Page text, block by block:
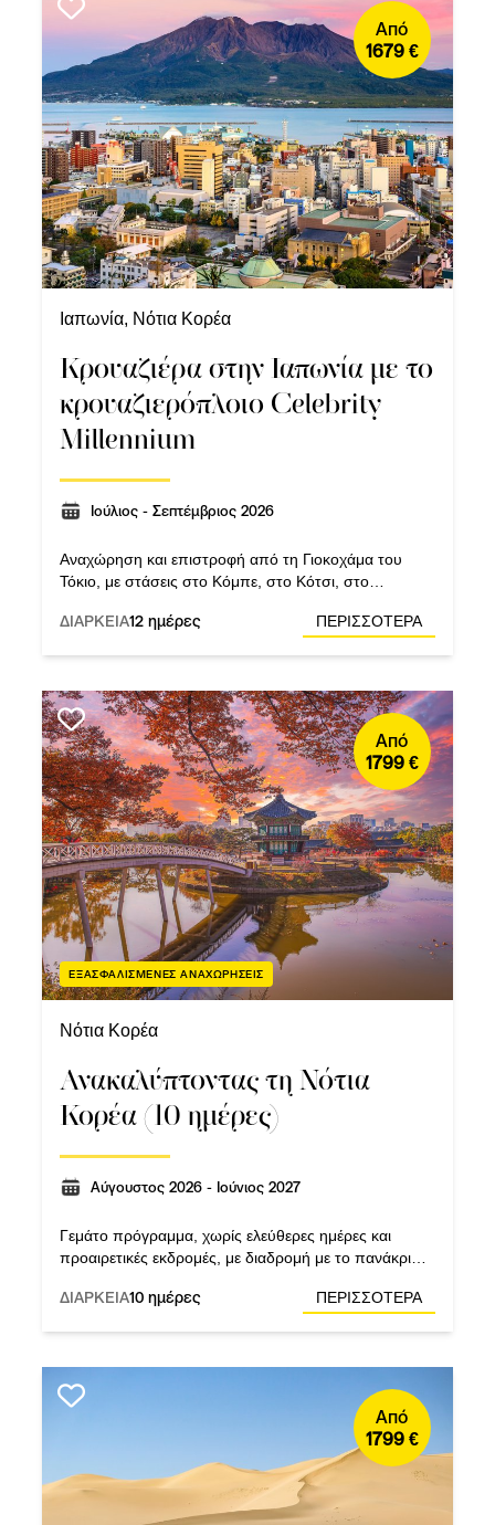
Από
1679 €
Ιαπωνία, Νότια Κορέα
Κρουαζιέρα στην Ιαπωνία με το
κρουαζιερόπλοιο Celebrity
Millennium
Ioύλιος - Σεπτέμβριος 2026
Αναχώρηση και επιστροφή από τη Γιοκοχάμα του
Τόκιο, με στάσεις στο Κόμπε, στο Κότσι, στο
Καγκοσίμα και στη Σιμίζου.
ΔΙΑΡΚΕΙΑ12 ημέρες ΠΕΡΙΣΣΟΤΕΡΑ
Από
1799 €
ΕΞΑΣΦΑΛΙΣΜΕΝΕΣ ΑΝΑΧΩΡΗΣΕΙΣ
Νότια Κορέα
Ανακαλύπτοντας τη Νότια
Κορέα (10 ημέρες)
Αύγουστος 2026 - Ιούνιος 2027
Γεμάτο πρόγραμμα, χωρίς ελεύθερες ημέρες και
προαιρετικές εκδρομές, με διαδρομή με το πανάκριβο
εκδρομή από τη Σεούλ.
ΔΙΑΡΚΕΙΑ10 ημέρες ΠΕΡΙΣΣΟΤΕΡΑ
Από
1799 €